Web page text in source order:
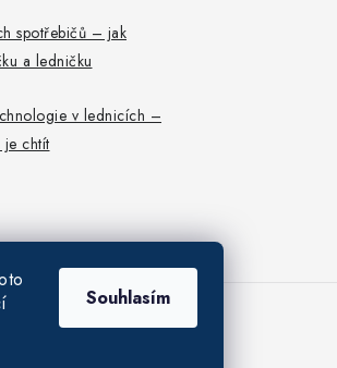
Souhlasím
spotřebičů – jak
a ledničku
v lednicích –
chtít